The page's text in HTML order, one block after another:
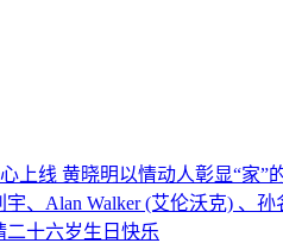
上线 黄晓明以情动人彰显“家”
、Alan Walker (艾伦沃克) 、
二十六岁生日快乐